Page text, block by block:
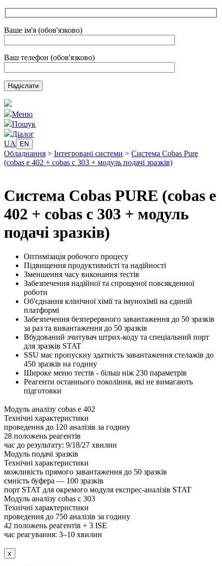
Ваше ім'я (обов'язково)
Ваш телефон (обов'язково)
Меню
Пошук
Діалог
UA
EN
Обладнання > Інтегровані системи > Система Cobas Pure
(cobas e 402 + cobas c 303 + модуль подачі зразків)
Система Cobas PURE (cobas e
402 + cobas c 303 + модуль
подачі зразків)
Оптимізація робочого процесу
Підвищення продуктивністі та надійності
Зменшення часу виконання тестів
Забезпечення надійної та спрощеної повсякденної
роботи
Об'єднання клінічної хімії та імунохімії на єдиній
платформі
Забезпечення безперервного завантаження до 50 зразків
за раз та вивантаження до 50 зразків
Вбудований зчитувач штрих-коду та спеціальний порт
для зразків STAT
SSU має пропускну здатність завантаження стелажів до
450 зразків на годину
Широке меню тестів - більш ніж 230 параметрів
Реагенти останнього покоління, які не вимагають
підготовки
Модуль аналізу cobas e 402
Технічні характеристики
проведення до 120 аналізів за годину
28 положень реагентів
час до результату: 9/18/27 хвилин
Модуль подачі зразків
Технічні характеристики
можливість прямого завантаження до 50 зразків
ємність буфера — 100 зразків
порт STAT для окремого модуля експрес-аналізів STAT
Модуль аналізу cobas c 303
Технічні характеристики
проведення до 750 аналізів за годину
42 положень реагентів + 3 ISE
час реагування: 3–10 хвилин
x